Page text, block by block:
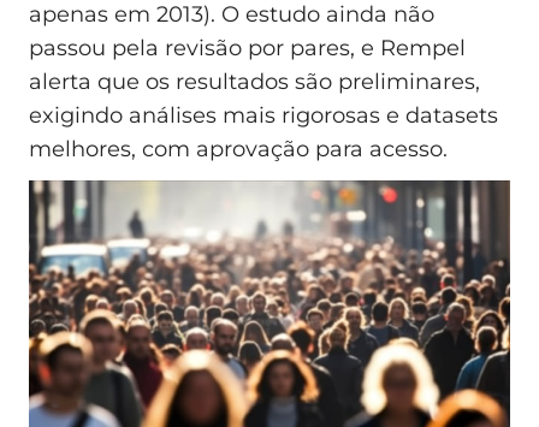
apenas em 2013). O estudo ainda não
passou pela revisão por pares, e Rempel
alerta que os resultados são preliminares,
exigindo análises mais rigorosas e datasets
melhores, com aprovação para acesso.